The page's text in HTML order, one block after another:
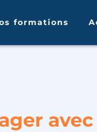
formations
avec